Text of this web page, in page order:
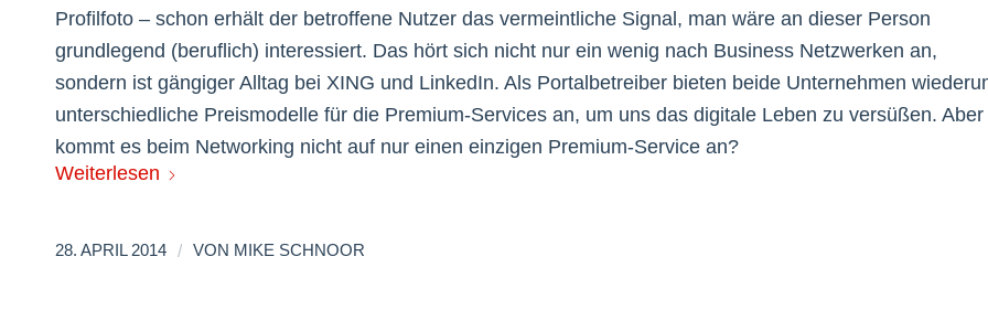
Profilfoto – schon erhält der betroffene Nutzer das vermeintliche Signal, man wäre an dieser Person
grundlegend (beruflich) interessiert. Das hört sich nicht nur ein wenig nach Business Netzwerken an,
sondern ist gängiger Alltag bei XING und LinkedIn. Als Portalbetreiber bieten beide Unternehmen
unterschiedliche Preismodelle für die Premium-Services an, um uns das digitale Leben zu versüßen. Aber
kommt es beim Networking nicht auf nur einen einzigen Premium-Service an?
Weiterlesen
28. APRIL 2014 / VON MIKE SCHNOOR